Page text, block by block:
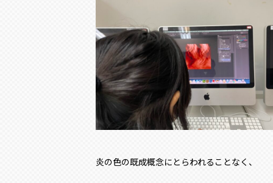
炎の色の既成概念にとらわれることなく、